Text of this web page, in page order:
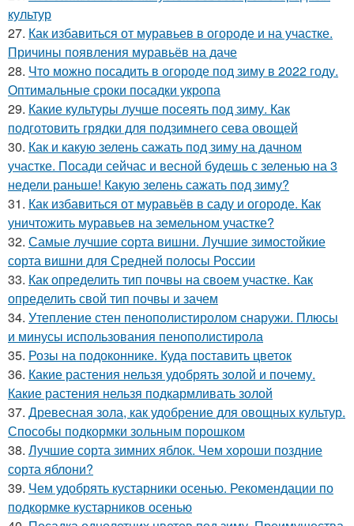
культур
27. Как избавиться от муравьев в огороде и на участке.
Причины появления муравьёв на даче
28. Что можно посадить в огороде под зиму в 2022 году.
Оптимальные сроки посадки укропа
29. Какие культуры лучше посеять под зиму. Как
подготовить грядки для подзимнего сева овощей
30. Как и какую зелень сажать под зиму на дачном
участке. Посади сейчас и весной будешь с зеленью на 3
недели раньше! Какую зелень сажать под зиму?
31. Как избавиться от муравьёв в саду и огороде. Как
уничтожить муравьев на земельном участке?
32. Самые лучшие сорта вишни. Лучшие зимостойкие
сорта вишни для Средней полосы России
33. Как определить тип почвы на своем участке. Как
определить свой тип почвы и зачем
34. Утепление стен пенополистиролом снаружи. Плюсы
и минусы использования пенополистирола
35. Розы на подоконнике. Куда поставить цветок
36. Какие растения нельзя удобрять золой и почему.
Какие растения нельзя подкармливать золой
37. Древесная зола, как удобрение для овощных культур.
Способы подкормки зольным порошком
38. Лучшие сорта зимних яблок. Чем хороши поздние
сорта яблони?
39. Чем удобрять кустарники осенью. Рекомендации по
подкормке кустарников осенью